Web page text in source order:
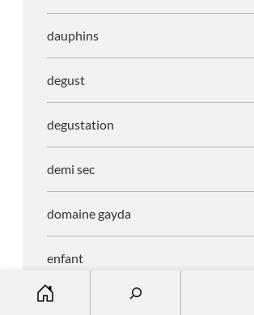
dauphins
degust
degustation
demi sec
domaine gayda
enfant
entreprise